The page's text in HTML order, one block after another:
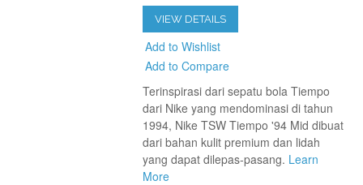
VIEW DETAILS
Add to Wishlist
Add to Compare
Terinspirasi dari sepatu bola Tiempo
dari Nike yang mendominasi di tahun
1994, Nike TSW Tiempo '94 Mid dibuat
dari bahan kulit premium dan lidah
yang dapat dilepas-pasang. Learn
More